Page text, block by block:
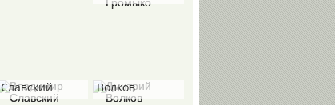
Славский
Волков